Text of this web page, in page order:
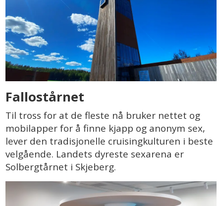
Fallostårnet
Til tross for at de fleste nå bruker nettet og
mobilapper for å finne kjapp og anonym sex,
lever den tradisjonelle cruisingkulturen i beste
velgående. Landets dyreste sexarena er
Solbergtårnet i Skjeberg.